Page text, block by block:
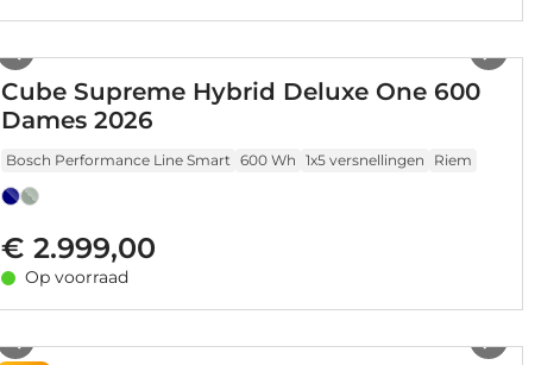
Cube Supreme Hybrid Deluxe One 600
Dames 2026
Bosch Performance Line Smart 600 Wh 1x5 versnellingen Riem
€ 2.999,00
Op voorraad